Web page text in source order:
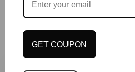
GET COUPON